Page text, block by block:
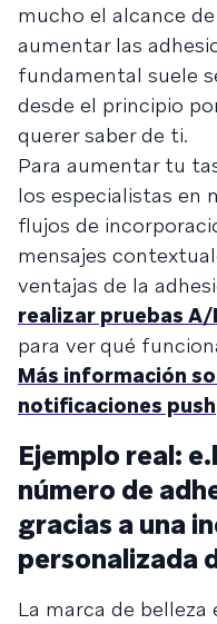
mucho el alcance
aumentar las
fundamental suele
desde el principio
querer saber de ti.
Para aumentar tu
los especialistas en
flujos de
mensajes
ventajas de la
realizar pruebas A/
para ver qué
Más información
notificaciones push
Ejemplo real:
número de
gracias a una
personalizada
La marca de belleza